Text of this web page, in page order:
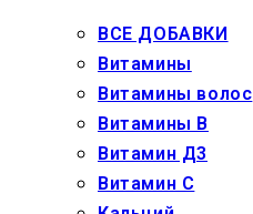
ВСЕ ДОБАВКИ
Витамины
Витамины волос
Витамины В
Витамин Д3
Витамин С